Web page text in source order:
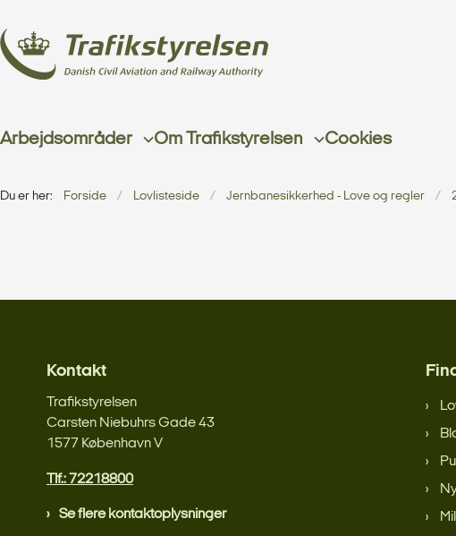
Arbejdsområder Om Trafikstyrelsen Cookies
Du er her: Forside Lovlisteside Jernbanesikkerhed - Love og regler
Kontakt
Trafikstyrelsen
Carsten Niebuhrs Gade 43
1577 København V
Tlf.: 72218800
Se flere kontaktoplysninger